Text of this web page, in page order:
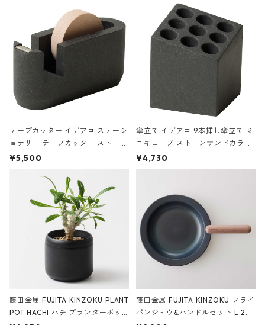
テープカッター イデアコ ステーシ
ョナリー テープカッター ストーン
サンドカラー 石調 ideaco Station
¥5,500
傘立て イデアコ 9本挿し傘立て ミ
ニキューブ ストーンサンドカラー
石調 ideaco Umbrella Stand CUB
E ストーンサンドブラック
¥4,730
藤田金属 FUJITA KINZOKU PLANT
POT HACHI ハチ プランターポッ
藤田金属 FUJITA KINZOKU フライ
パンジュウ&ハンドルセット L 24c